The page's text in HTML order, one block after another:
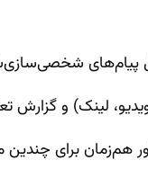
پیام‌های
لینک) و گزارش
هم‌زمان برای